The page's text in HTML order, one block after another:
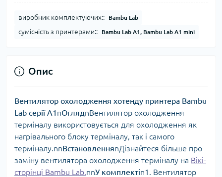
виробник комплектуючих:: Bambu Lab
сумісність з принтерами:: Bambu Lab A1, Bambu Lab A1 mini
Опис
Вентилятор охолодження хотенду принтера Bambu
Lab серії A1 nОглядnВентилятор охолодження
терміналу використовується для охолодження як
нагрівального блоку терміналу, так і самого
терміналу.nnВстановленняnДізнайтеся більше про
заміну вентилятора охолодження терміналу на Вікі-
сторінці Bambu Lab.nnУ комплектіn1. Вентилятор